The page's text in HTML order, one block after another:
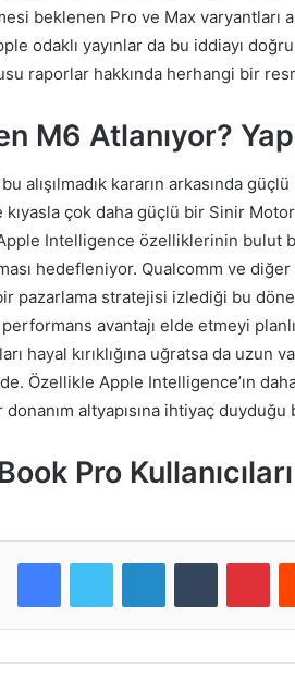
beklenen Pro ve Max varyantları
odaklı yayınlar da bu iddiayı
raporlar hakkında herhangi bir
M6 Atlanıyor?
bu alışılmadık kararın arkasında
çok daha güçlü bir Sinir
Intelligence özelliklerinin bulut
hedefleniyor. Qualcomm ve
pazarlama stratejisi izlediği bu
avantajı elde etmeyi
hayal kırıklığına uğratsa da
Özellikle Apple Intelligence’ın
altyapısına ihtiyaç duyduğu
Pro